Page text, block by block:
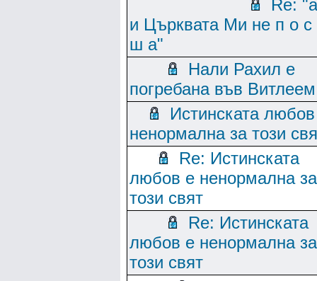
Re:
и Църквата Ми не п о с
ш а"
Нали Рахил е
погребана във
Истинската
ненормална за този
Re: Истинската
любов е ненормална за
този свят
Re: Истинската
любов е ненормална за
този свят